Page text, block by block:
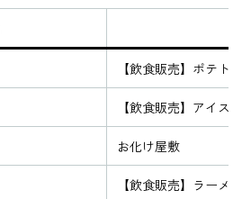
【飲食販売】ポテト
【飲食販売】アイス
お化け屋敷
【飲食販売】ラーメン